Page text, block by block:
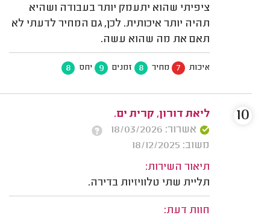
ציפיתי שהוא יתעמק יותר בעבודה ושהיא
תהיה יותר איכותית. לכן, גם המחיר לדעתי לא
תאם את מה שהוא עשה.
איכות 7 מחיר 8 זמנים 9 יחס 8
ליאת דורון, קרית ים.
אשרור: 18/03/2026
משוב: 18/12/2025
תיאור השירות:
תליית שתי טלוויזיות בדירה.
חוות דעת:
10